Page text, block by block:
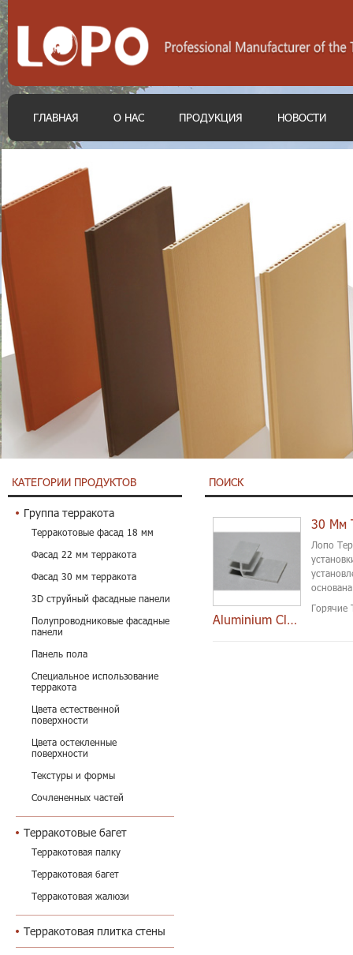
ГЛАВНАЯ О НАС ПРОДУКЦИЯ НОВОСТИ
КАТЕГОРИИ ПРОДУКТОВ
Группа терракота
Терракотовые фасад 18 мм
Фасад 22 мм терракота
Фасад 30 мм терракота
3D струйный фасадные панели
Полупроводниковые фасадные
панели
Панель пола
Специальное использование
терракота
Цвета естественной
поверхности
Цвета остекленные
поверхности
Текстуры и формы
Сочлененных частей
Терракотовые багет
Терракотовая палку
Терракотовая багет
Терракотовая жалюзи
Терракотовая плитка стены
ПОИСК
Aluminium Clips
30 Мм
Лопо
Горячие